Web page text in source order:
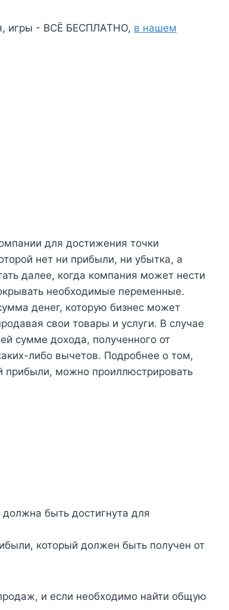
игры - ВСЁ БЕСПЛАТНО, в нашем
для достижения точки
нет ни прибыли, ни убытка, а
далее, когда компания может нести
необходимые переменные.
денег, которую бизнес может
свои товары и услуги. В случае
сумме дохода, полученного от
либо вычетов. Подробнее о том,
прибыли, можно проиллюстрировать
быть достигнута для
который должен быть получен от
и если необходимо найти общую